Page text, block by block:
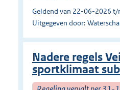
Geldend van 22-06-2026 t/
Uitgegeven door:
Nadere regels
sportklimaat